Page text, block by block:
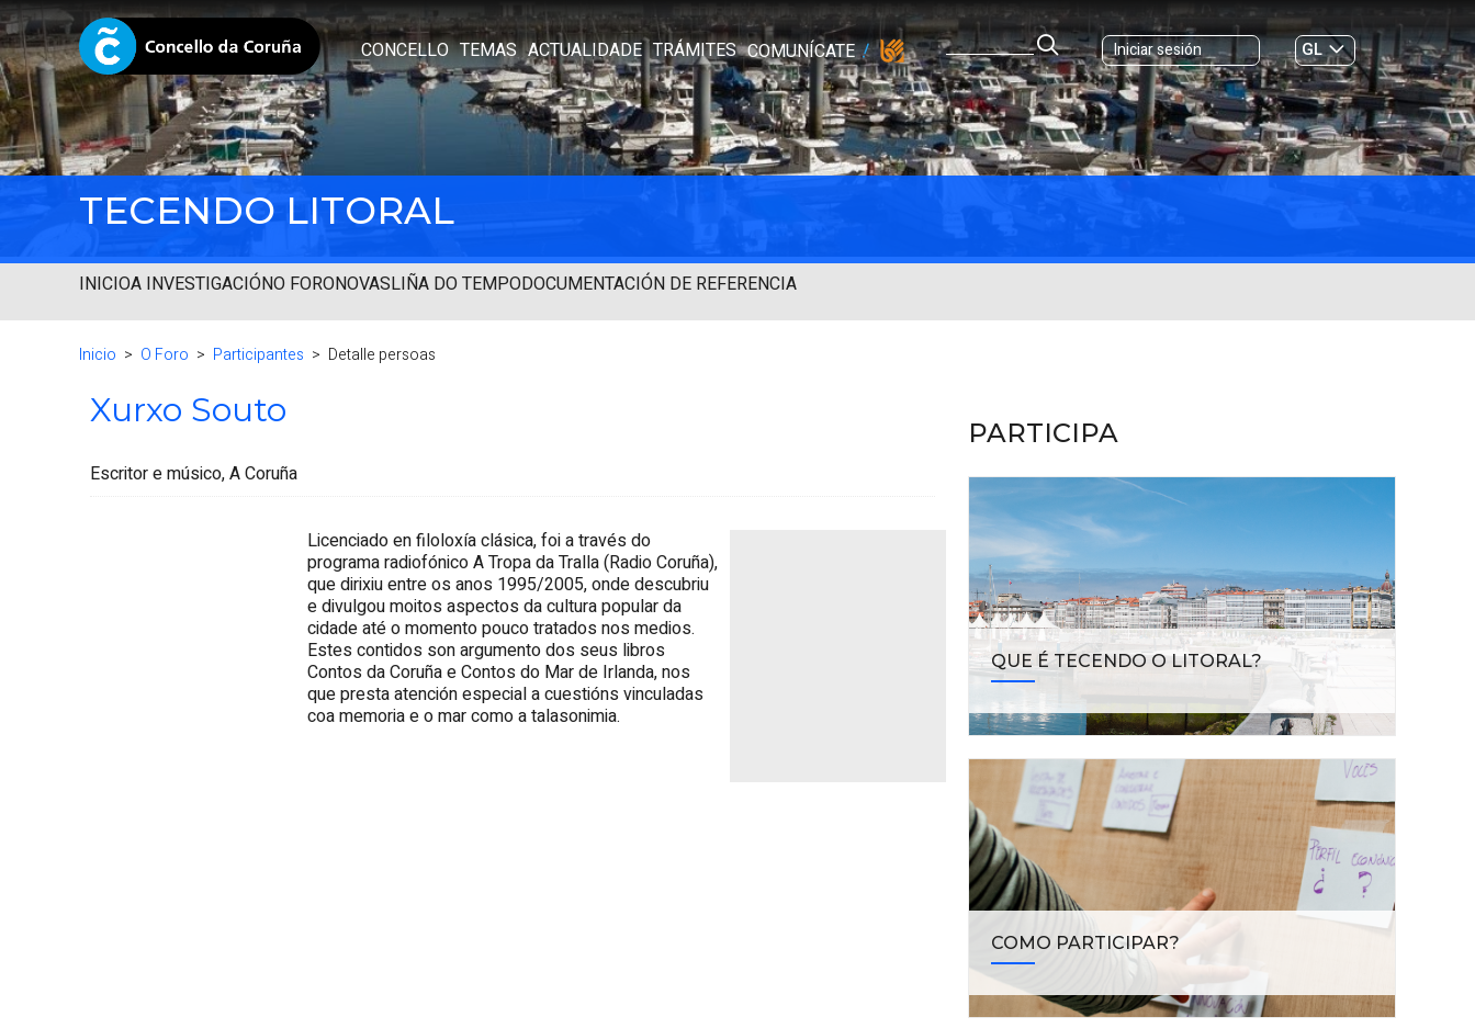
CONCELLO TEMAS ACTUALIDADE TRÁMITES COMUNÍCATE Iniciar sesión
GL
ES|
TECENDO LITORAL
INICIOA INVESTIGACIÓNO FORONOVASLIÑA DO TEMPODOCUMENTACIÓN DE REFERENCIA
Inicio O Foro Participantes Detalle persoas
Xurxo Souto
Escritor e músico, A Coruña
Licenciado en filoloxía clásica, foi a través do
programa radiofónico A Tropa da Tralla (Radio Coruña),
que dirixiu entre os anos 1995/2005, onde descubriu
e divulgou moitos aspectos da cultura popular da
cidade até o momento pouco tratados nos medios.
Estes contidos son argumento dos seus libros
Contos da Coruña e Contos do Mar de Irlanda, nos
que presta atención especial a cuestións vinculadas
coa memoria e o mar como a talasonimia.
PARTICIPA
QUE É TECENDO O LITORAL?
COMO PARTICIPAR?